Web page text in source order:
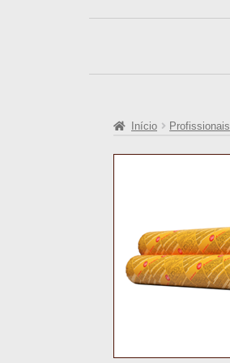
Início Profissionais